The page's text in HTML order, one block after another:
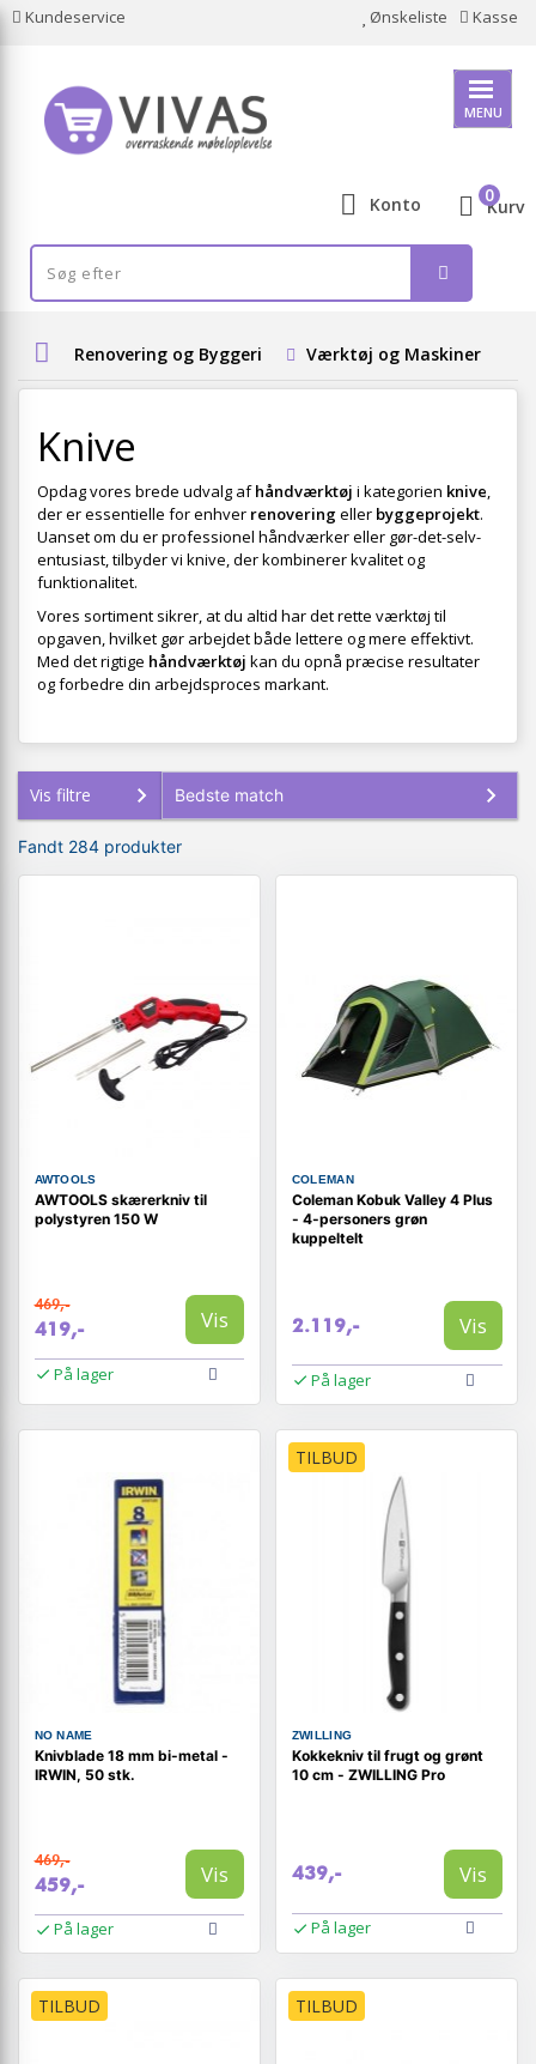
Kundeservice Ønskeliste Kasse
MENU
Konto Kurv
0
Renovering og Byggeri Værktøj og Maskiner
Knive
Opdag vores brede udvalg afhåndværktøj i kategorien knive,
der er essentielle for enhver renoveringeller byggeprojekt.
Uanset om du er professionel håndværker eller gør-det-selv-
entusiast, tilbyder vi knive, der kombinerer kvalitet og
funktionalitet.
Vores sortiment sikrer, at du altid har det rette værktøj til
opgaven, hvilket gør arbejdet både lettere og mere effektivt.
Med det rigtige håndværktøj kan du opnå præcise resultater
og forbedre din arbejdsproces markant.
Vis filtre
Fandt 284 produkter
AWTOOLS
AWTOOLS skærerkniv til
polystyren 150 W
469,-
419,- Vis
På lager
COLEMAN
Coleman Kobuk Valley 4 Plus
- 4-personers grøn
kuppeltelt
2.119,- Vis
På lager
NO NAME
Knivblade 18 mm bi-metal -
IRWIN, 50 stk.
469,-
459,- Vis
På lager
TILBUD
ZWILLING
Kokkekniv til frugt og grønt
10 cm - ZWILLING Pro
439,- Vis
På lager
TILBUD TILBUD